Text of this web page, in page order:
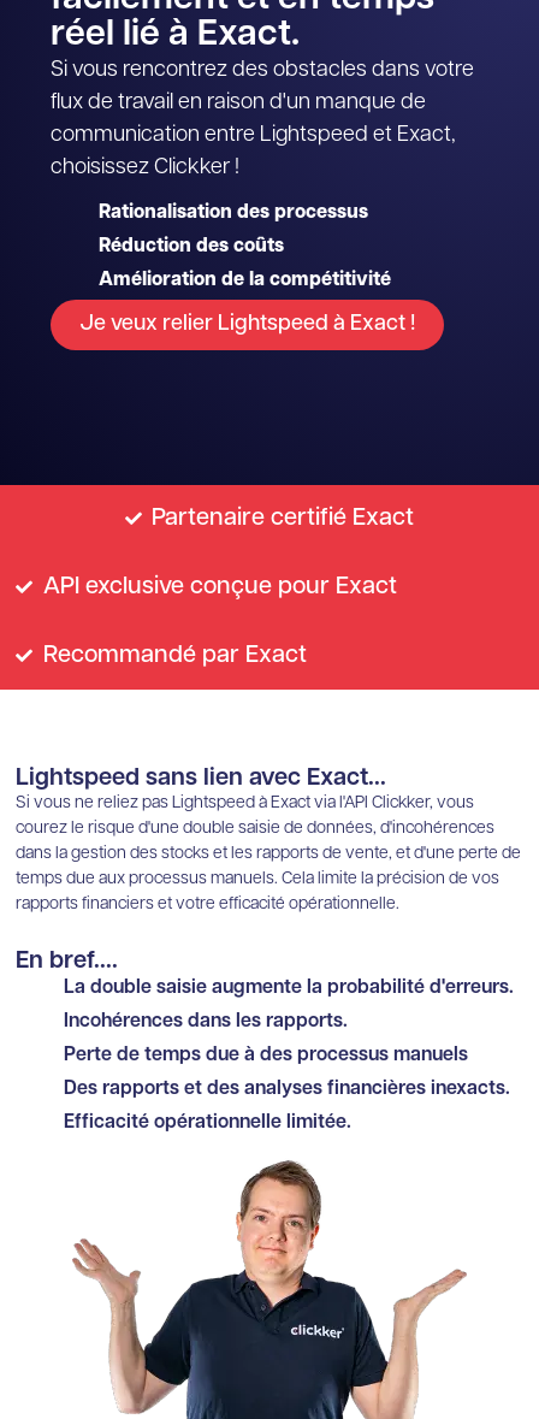
réel lié à Exact.
Si vous rencontrez des obstacles dans votre
flux de travail en raison d'un manque de
communication entre Lightspeed et Exact,
choisissez Clickker !
Rationalisation des processus
Réduction des coûts
Amélioration de la compétitivité
Je veux relier Lightspeed à Exact !
Partenaire certifié Exact
API exclusive conçue pour Exact
Recommandé par Exact
Lightspeed sans lien avec Exact...
Si vous ne reliez pas Lightspeed à Exact via l'API Clickker, vous
courez le risque d'une double saisie de données, d'incohérences
dans la gestion des stocks et les rapports de vente, et d'une perte de
temps due aux processus manuels. Cela limite la précision de vos
rapports financiers et votre efficacité opérationnelle.
En bref....
La double saisie augmente la probabilité d'erreurs.
Incohérences dans les rapports.
Perte de temps due à des processus manuels
Des rapports et des analyses financières inexacts.
Efficacité opérationnelle limitée.